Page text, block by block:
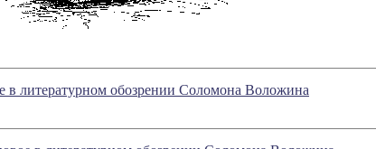
в литературном обозрении Соломона Воложина